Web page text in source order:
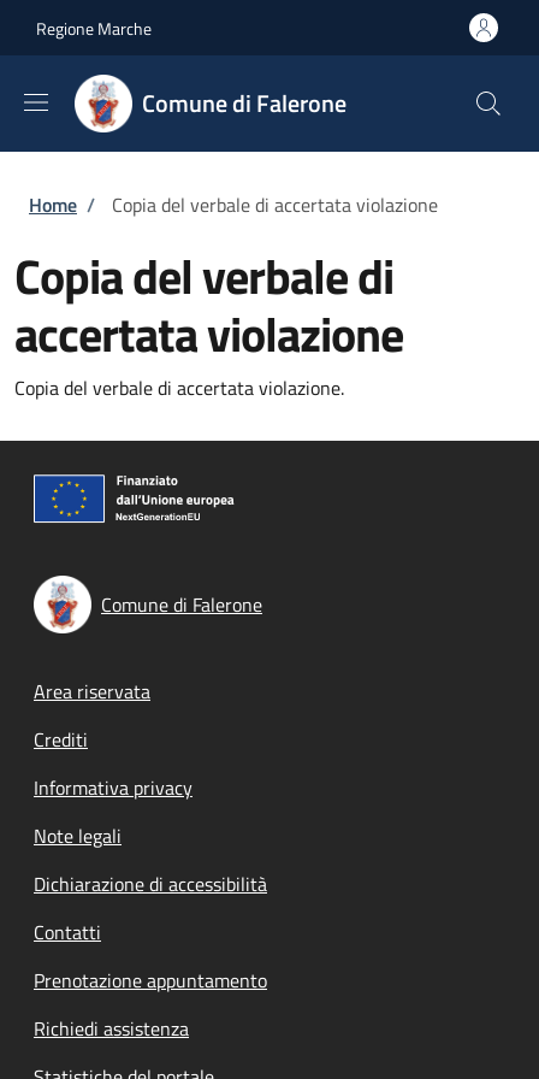
Regione Marche
Comune di Falerone
Briciole di pane
Home / Copia del verbale di accertata violazione
Copia del verbale di
accertata violazione
Copia del verbale di accertata violazione.
Comune di Falerone
Footer menu
Area riservata
Crediti
Informativa privacy
Note legali
Dichiarazione di accessibilità
Contatti
Prenotazione appuntamento
Richiedi assistenza